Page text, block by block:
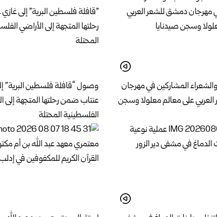
المشاركين في مهرجان
على معالم معلولا وسجن
وصول “قافلة فلسطين البرية”
عنتاب ضمن رحلتها المتجهة إلى
الفلسطينية المحتلة